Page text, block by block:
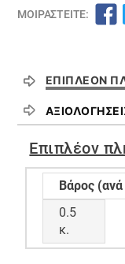
ΜΟΙΡΑΣΤΕΊΤΕ:
ΕΠΙΠΛΈΟΝ
Επιπλέον
Βάρος
0.5
κ.